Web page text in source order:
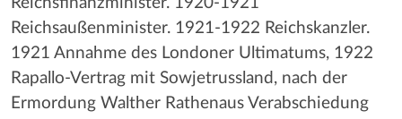
Reichsfinanzminister. 1920-1921
Reichsaußenminister. 1921-1922 Reichskanzler.
1921 Annahme des Londoner Ultimatums, 1922
Rapallo-Vertrag mit Sowjetrussland, nach der
Ermordung Walther Rathenaus Verabschiedung